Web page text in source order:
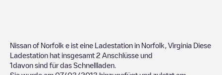
Nissan of Norfolk e ist eine Ladestation in Norfolk Virginia Diese
Ladestation hat insgesamt 2 Anschlüsse und
1davon sind für das Schnellladen.